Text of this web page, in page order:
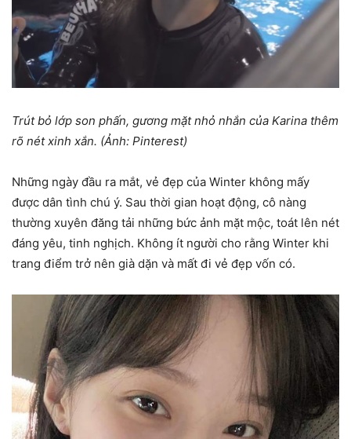
Trút bỏ lớp son phấn, gương mặt nhỏ nhắn của Karina thêm
rõ nét xinh xắn. (Ảnh: Pinterest)
Những ngày đầu ra mắt, vẻ đẹp của Winter không mấy
được dân tình chú ý. Sau thời gian hoạt động, cô nàng
thường xuyên đăng tải những bức ảnh mặt mộc, toát lên nét
đáng yêu, tinh nghịch. Không ít người cho rằng Winter khi
trang điểm trở nên già dặn và mất đi vẻ đẹp vốn có.